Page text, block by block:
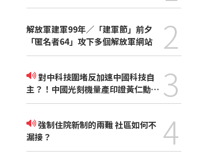
解放軍建軍99年／「建軍節」前夕
「匿名者64」攻下多個解放軍網站
2
對中科技圍堵反加速中國科技自
主？！中國光刻機量產印證黃仁勳觀
點
3
強制住院新制的兩難 社區如何不
漏接？
4